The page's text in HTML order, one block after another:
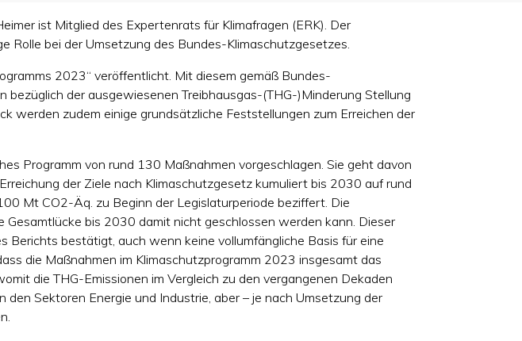
ist Mitglied des Expertenrats für Klimafragen (ERK). Der
bei der Umsetzung des Bundes-Klimaschutzgesetzes.
2023“ veröffentlicht. Mit diesem gemäß Bundes-
der ausgewiesenen Treibhausgas-(THG-)Minderung Stellung
werden zudem einige grundsätzliche Feststellungen zum Erreichen der
Programm von rund 130 Maßnahmen vorgeschlagen. Sie geht davon
der Ziele nach Klimaschutzgesetz kumuliert bis 2030 auf rund
Mt CO2-Äq. zu Beginn der Legislaturperiode beziffert. Die
bis 2030 damit nicht geschlossen werden kann. Dieser
Berichts bestätigt, auch wenn keine vollumfängliche Basis für eine
die Maßnahmen im Klimaschutzprogramm 2023 insgesamt das
die THG-Emissionen im Vergleich zu den vergangenen Dekaden
Sektoren Energie und Industrie, aber – je nach Umsetzung der